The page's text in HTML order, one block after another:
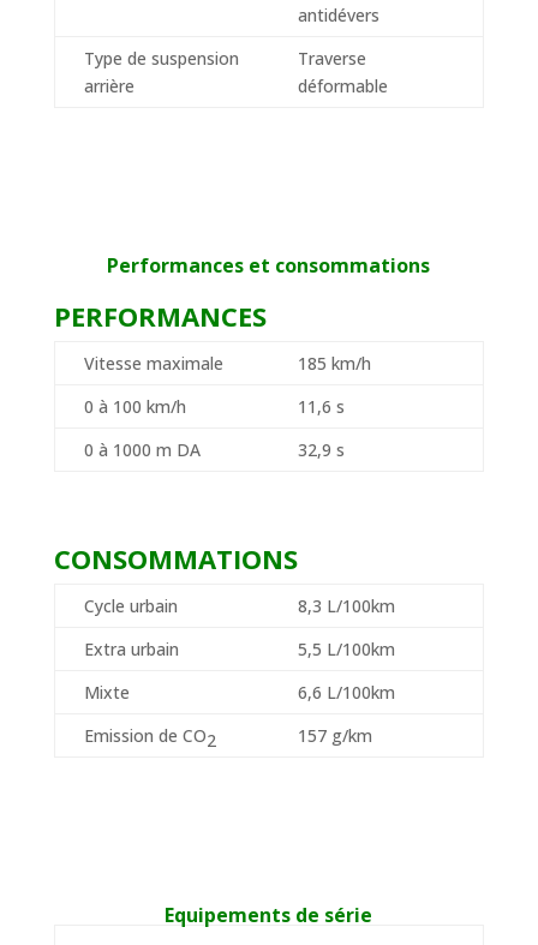
antidévers
Type de suspension
arrière
Traverse
déformable
Performances et consommations
PERFORMANCES
Vitesse maximale
185 km/h
0 à 100 km/h
11,6 s
0 à 1000 m DA
32,9 s
CONSOMMATIONS
Cycle urbain
8,3 L/100km
Extra urbain
5,5 L/100km
Mixte
6,6 L/100km
Emission de CO2 157 g/km
Equipements de série